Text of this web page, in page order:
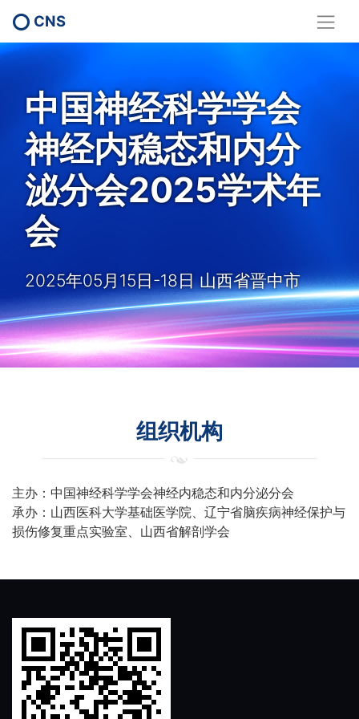
CNS
中国神经科学学会
神经内稳态和内分
泌分会2025学术年
会
2025年05月15日-18日 山西省晋中市
组织机构
主办：中国神经科学学会神经内稳态和内分泌分会
承办：山西医科大学基础医学院、辽宁省脑疾病神经保护与
损伤修复重点实验室、山西省解剖学会